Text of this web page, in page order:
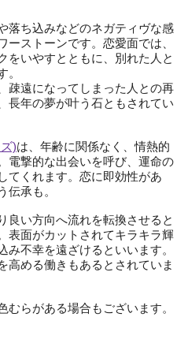
落ち込みなどのネガティヴな感
ストーンです。恋愛面では、
をいやすとともに、別れた人と
。
疎遠になってしまった人との再
長年の夢が叶う石ともされてい
)は、年齢に関係なく、情熱的
電撃的な出会いを呼び、運命の
てくれます。恋に即効性があ
伝承も。
良い方向へ流れを転換させると
表面がカットされてキラキラ輝
不幸を遠ざけるといいます。
高める働きもあるとされていま
らがある場合もございます。